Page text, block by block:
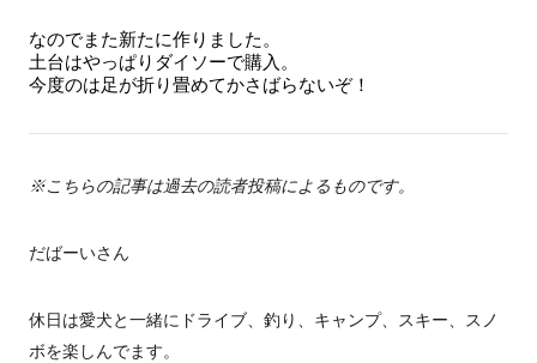
なのでまた新たに作りました。
土台はやっぱりダイソーで購入。
今度のは足が折り畳めてかさばらないぞ！
※こちらの記事は過去の読者投稿によるものです。
だばーいさん
休日は愛犬と一緒にドライブ、釣り、キャンプ、スキー、スノ
ボを楽しんでます。